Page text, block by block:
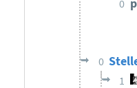
0
0
1